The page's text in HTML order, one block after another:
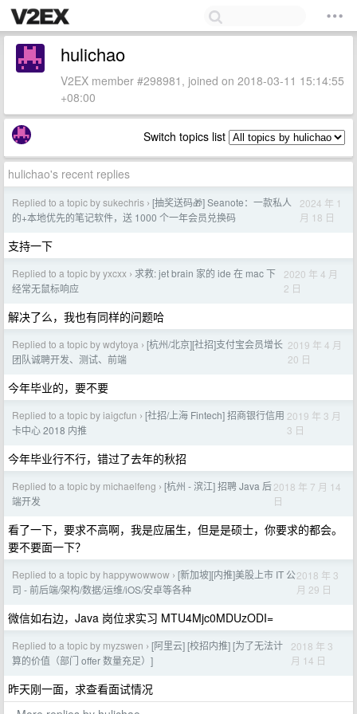
hulichao
V2EX member #298981, joined on 2018-03-11 15:14:55
+08:00
Switch topics list
hulichao's recent replies
Replied to a topic by sukechris › [抽奖送码🎁] Seanote：一款私人
的+本地优先的笔记软件，送 1000 个一年会员兑换码
2024 年 1
月 18 日
支持一下
Replied to a topic by yxcxx › 求救: jet brain 家的 ide 在 mac 下
经常无鼠标响应
2020 年 4 月
2 日
解决了么，我也有同样的问题哈
Replied to a topic by wdytoya › [杭州/北京][社招]支付宝会员增长
团队诚聘开发、测试、前端
2019 年 4 月
20 日
今年毕业的，要不要
Replied to a topic by iaigcfun › [社招/上海 Fintech] 招商银行信用
卡中心 2018 内推
2019 年 3 月
3 日
今年毕业行不行，错过了去年的秋招
Replied to a topic by michaelfeng › [杭州 - 滨江] 招聘 Java 后
端开发
2018 年 7 月 14
日
看了一下，要求不高啊，我是应届生，但是是硕士，你要求的都会。
要不要面一下？
Replied to a topic by happywowwow › [新加坡][内推]美股上市 IT 公
司 - 前后端/架构/数据/运维/iOS/安卓等各种
2018 年 3
月 29 日
微信如右边，Java 岗位求实习 MTU4Mjc0MDUzODI=
Replied to a topic by myzswen › [阿里云] [校招内推] [为了无法计
算的价值（部门 offer 数量充足）]
2018 年 3
月 14 日
昨天刚一面，求查看面试情况